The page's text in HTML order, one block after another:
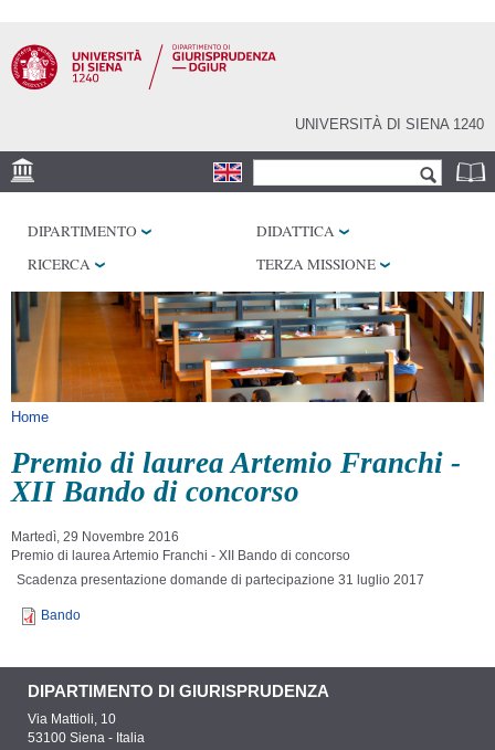
contenuto
principale
UNIVERSITÀ DI SIENA 1240
Form di ricerca
BIBLIOTECHE
SERVIZI
DIPARTIMENTO
DIDATTICA
RICERCA
TERZA MISSIONE
Tu sei qui
Home
Premio di laurea Artemio Franchi -
XII Bando di concorso
Martedì, 29 Novembre 2016
Premio di laurea Artemio Franchi - XII Bando di concorso
Scadenza presentazione domande di partecipazione 31 luglio 2017
Bando
DIPARTIMENTO DI GIURISPRUDENZA
Via Mattioli, 10
53100 Siena - Italia